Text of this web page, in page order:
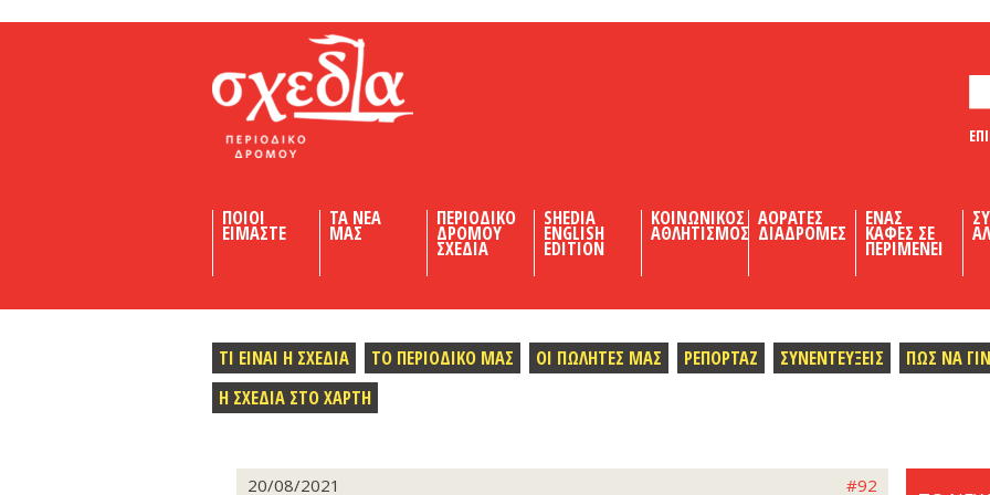
ΠΟΙΟΙ
ΕΙΜΑΣΤΕ
ΤΑ ΝΕΑ
ΜΑΣ
ΠΕΡΙΟΔΙΚΟ
ΔΡΟΜΟΥ
ΣΧΕΔΙΑ
SHEDIA
ENGLISH
EDITION
ΚΟΙΝΩΝΙΚΟΣ
ΑΘΛΗΤΙΣΜΟΣ
ΑΟΡΑΤΕΣ
ΔΙΑΔΡΟΜΕΣ
ΕΝΑΣ
ΚΑΦΕΣ ΣΕ
ΠΕΡΙΜΕΝΕΙ
ΤΙ ΕΙΝΑΙ Η ΣΧΕΔΙΑ ΤΟ ΠΕΡΙΟΔΙΚΟ ΜΑΣ ΟΙ ΠΩΛΗΤΕΣ ΜΑΣ ΡΕΠΟΡΤΑΖ ΣΥΝΕΝΤΕΥΞΕΙΣ
ΠΩΣ ΝΑ
Η ΣΧΕΔΙΑ ΣΤΟ ΧΑΡΤΗ
20/08/2021 #92